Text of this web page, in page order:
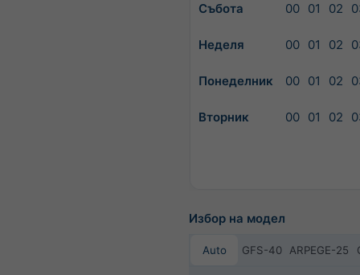
Събота 00 01 02
Неделя 00 01 02
Понеделник 00 01 02
Вторник 00 01 02
Избор на модел
Auto GFS-40 ARPEGE-25